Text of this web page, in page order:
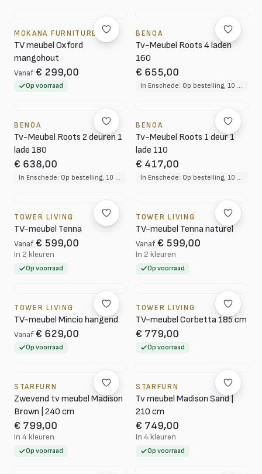
MOKANA FURNITURE
TV meubel Oxford
mangohout
Vanaf € 299,00
Op voorraad
BENOA
Tv-Meubel Roots 4 laden
160
€ 655,00
In Enschede: Op bestelling, 10 tot 12 weken levertijd
BENOA
Tv-Meubel Roots 2 deuren 1
lade 180
€ 638,00
In Enschede: Op bestelling, 10 tot 12 weken levertijd
BENOA
Tv-Meubel Roots 1 deur 1
lade 110
€ 417,00
In Enschede: Op bestelling, 10 tot 12 weken levertijd
TOWER LIVING
TV-meubel Tenna
Vanaf € 599,00
In 2 kleuren
Op voorraad
TOWER LIVING
TV-meubel Tenna naturel
Vanaf € 599,00
In 2 kleuren
Op voorraad
TOWER LIVING
TV-meubel Mincio hangend
Vanaf € 629,00
Op voorraad
TOWER LIVING
TV-meubel Corbetta 185 cm
€ 779,00
Op voorraad
STARFURN
Zwevend tv meubel Madison
Brown | 240 cm
€ 799,00
In 4 kleuren
Op voorraad
STARFURN
Tv meubel Madison Sand |
210 cm
€ 749,00
In 4 kleuren
Op voorraad